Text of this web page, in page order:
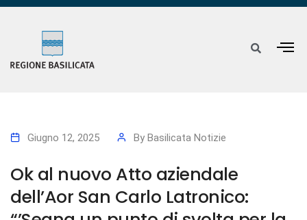
Giugno 12, 2025 By Basilicata Notizie
Ok al nuovo Atto aziendale
dell’Aor San Carlo Latronico: